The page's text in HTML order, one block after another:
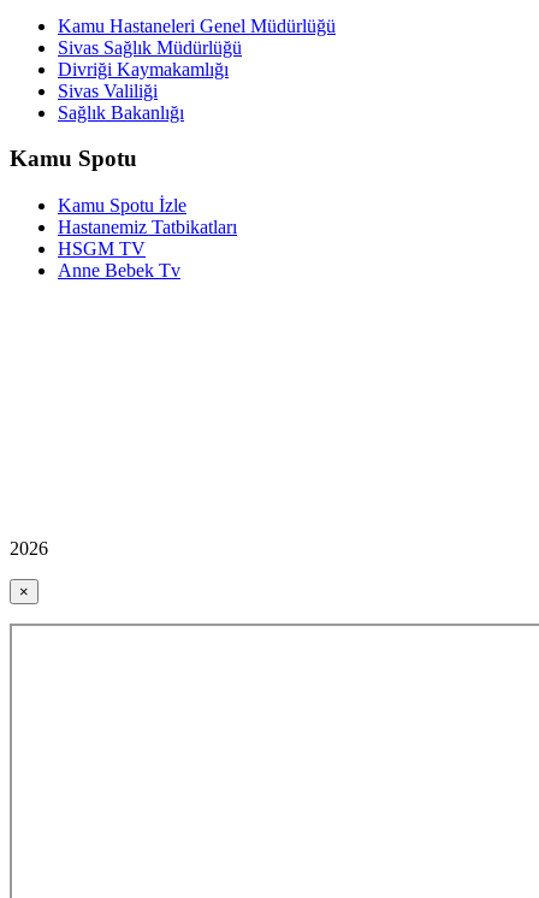
Kamu Hastaneleri Genel Müdürlüğü
Sivas Sağlık Müdürlüğü
Divriği Kaymakamlığı
Sivas Valiliği
Sağlık Bakanlığı
Kamu Spotu
Kamu Spotu İzle
Hastanemiz Tatbikatları
HSGM TV
Anne Bebek Tv
2026
×